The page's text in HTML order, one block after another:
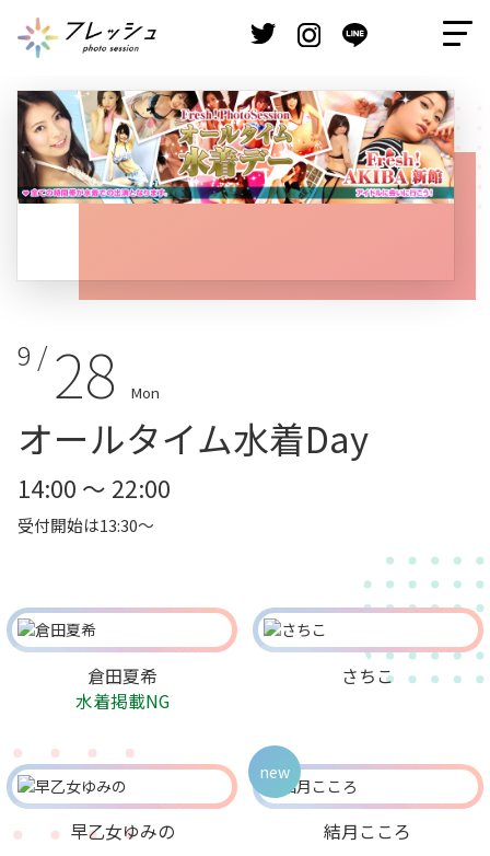
9 / 28 Mon
オールタイム水着Day
14:00 ～ 22:00
受付開始は13:30～
倉田夏希
水着掲載NG
さちこ
早乙女ゆみの 結月こころ
new